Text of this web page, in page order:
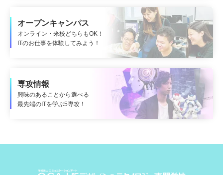
オープンキャンパス
オンライン・来校どちらもOK！
ITのお仕事を体験してみよう！
専攻情報
興味のあることから選べる
最先端のITを学ぶ5専攻！